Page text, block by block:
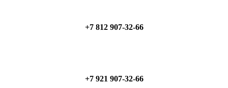
+7 812 907-32-66
+7 921 907-32-66